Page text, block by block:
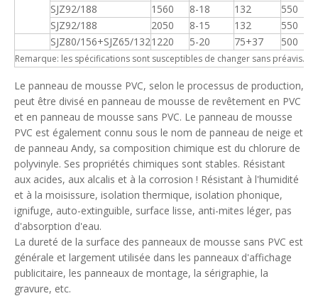
SJZ92/188
1560 8-18 132
550
SJZ92/188
2050 8-15 132
550
SJZ80/156+SJZ65/1321220 5-20 75+37 500
Remarque: les spécifications sont susceptibles de changer sans préavis.
Le panneau de mousse PVC, selon le processus de production,
peut être divisé en panneau de mousse de revêtement en PVC
et en panneau de mousse sans PVC. Le panneau de mousse
PVC est également connu sous le nom de panneau de neige et
de panneau Andy, sa composition chimique est du chlorure de
polyvinyle. Ses propriétés chimiques sont stables. Résistant
aux acides, aux alcalis et à la corrosion ! Résistant à l'humidité
et à la moisissure, isolation thermique, isolation phonique,
ignifuge, auto-extinguible, surface lisse, anti-mites léger, pas
d'absorption d'eau.
La dureté de la surface des panneaux de mousse sans PVC est
générale et largement utilisée dans les panneaux d'affichage
publicitaire, les panneaux de montage, la sérigraphie, la
gravure, etc.